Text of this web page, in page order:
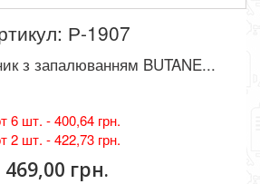
Р-1907
з запалюванням BUTANE...
6 шт. -400,64 грн.
2 шт. -422,73 грн.
469,00 грн.